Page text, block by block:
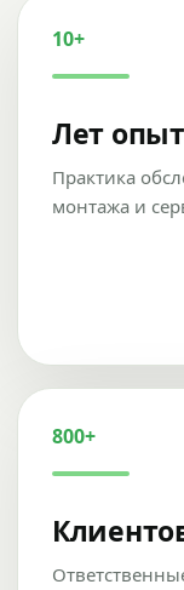
10+
Лет
Практика
монтажа и
800+